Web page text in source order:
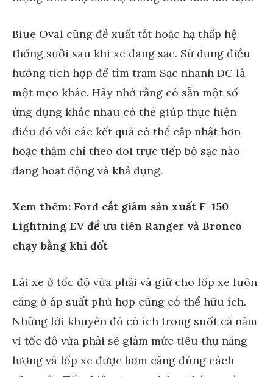
Blue Oval cũng đề xuất tắt hoặc hạ thấp hệ
thống sưởi sau khi xe đang sạc. Sử dụng điều
hướng tích hợp để tìm trạm Sạc nhanh DC là
một mẹo khác. Hãy nhớ rằng có sẵn một số
ứng dụng khác nhau có thể giúp thực hiện
điều đó với các kết quả có thể cập nhật hơn
hoặc thậm chí theo dõi trực tiếp bộ sạc nào
đang hoạt động và khả dụng.
Xem thêm: Ford cắt giảm sản xuất F-150
Lightning EV để ưu tiên Ranger và Bronco
chạy bằng khí đốt
Lái xe ở tốc độ vừa phải và giữ cho lốp xe luôn
căng ở áp suất phù hợp cũng có thể hữu ích.
Những lời khuyên đó có ích trong suốt cả năm
vì tốc độ vừa phải sẽ giảm mức tiêu thụ năng
lượng và lốp xe được bơm căng đúng cách